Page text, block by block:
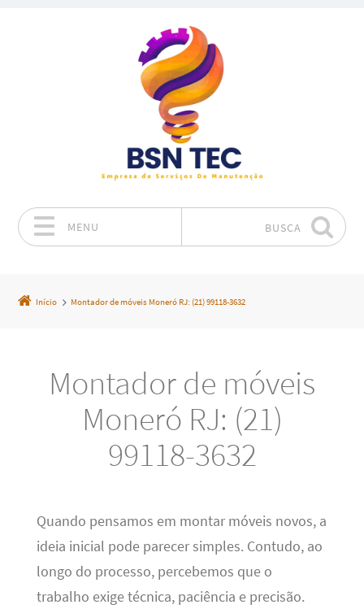
MENU BUSCA
Início Montador de móveis Moneró RJ: (21) 99118-3632
Montador de móveis
Moneró RJ: (21)
99118-3632
Quando pensamos em montar móveis novos, a
ideia inicial pode parecer simples. Contudo, ao
longo do processo, percebemos que o
trabalho exige técnica, paciência e precisão.